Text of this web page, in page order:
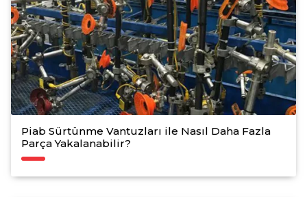
Piab Sürtünme Vantuzları ile Nasıl Daha Fazla
Parça Yakalanabilir?